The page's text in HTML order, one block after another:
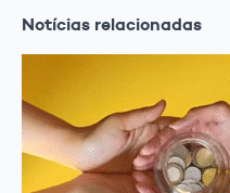
Notícias relacionadas